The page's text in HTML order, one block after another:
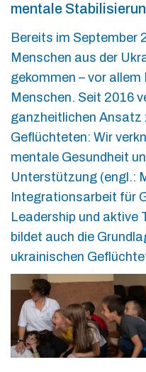
mentale
Bereits im September
Menschen aus der
gekommen – vor
Menschen. Seit 2016
ganzheitlichen
Geflüchteten: Wir
mentale Gesundheit
Unterstützung (engl.:
Integrationsarbeit für
Leadership und aktive
bildet auch die
ukrainischen